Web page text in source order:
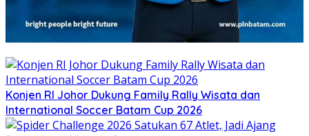
Konjen RI Johor Dukung Family Rally Wisata dan
International Soccer Batam Cup 2026